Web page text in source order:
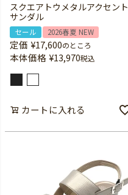
スクエアトウメタルアクセント
サンダル
セール 2026春夏 NEW
定価 ¥17,600のところ
本体価格 ¥13,970税込
カートに入れる